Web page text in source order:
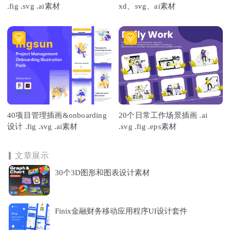
.fig .svg .ai素材
xd、svg、ai素材
40项目管理插画&onboarding
设计 .fig .svg .ai素材
20个日常工作场景插画 .ai
.svg .fig .eps素材
文章展示
30个3D图形和图表设计素材
Finix金融财务移动应用程序UI设计套件